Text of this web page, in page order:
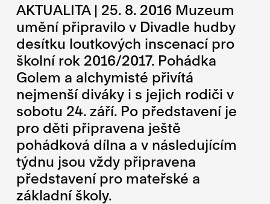
AKTUALITA | 25. 8. 2016 Muzeum
umění připravilo v Divadle hudby
desítku loutkových inscenací pro
školní rok 2016/2017. Pohádka
Golem a alchymisté přivítá
nejmenší diváky i s jejich rodiči v
sobotu 24. září. Po představení je
pro děti připravena ještě
pohádková dílna a v následujícím
týdnu jsou vždy připravena
představení pro mateřské a
základní školy.